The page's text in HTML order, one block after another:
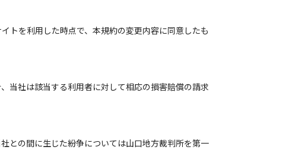
トを利用した時点で、本規約の変更内容に同意したも
当社は該当する利用者に対して相応の損害賠償の請求
との間に生じた紛争については山口地方裁判所を第一